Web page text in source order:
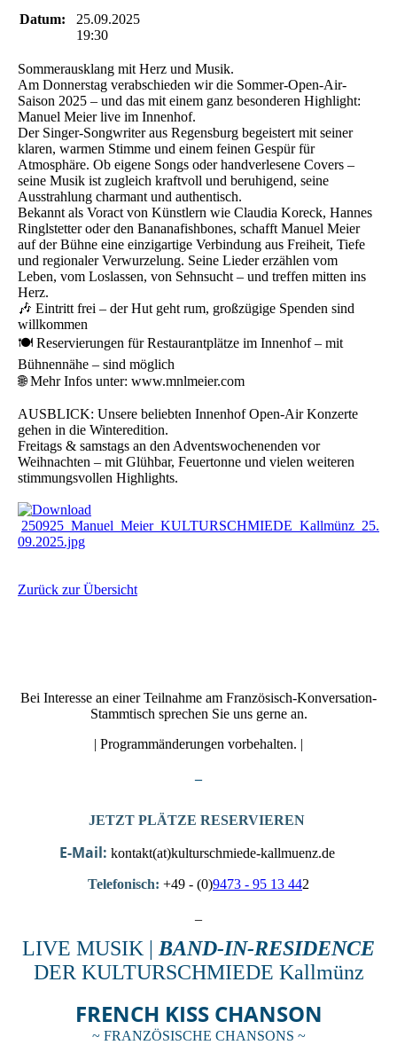
Datum:
25.09.2025
19:30
Sommerausklang mit Herz und Musik.
Am Donnerstag verabschieden wir die Sommer-Open-Air-
Saison 2025 – und das mit einem ganz besonderen Highlight:
Manuel Meier live im Innenhof.
Der Singer-Songwriter aus Regensburg begeistert mit seiner
klaren, warmen Stimme und einem feinen Gespür für
Atmosphäre. Ob eigene Songs oder handverlesene Covers –
seine Musik ist zugleich kraftvoll und beruhigend, seine
Ausstrahlung charmant und authentisch.
Bekannt als Voract von Künstlern wie Claudia Koreck, Hannes
Ringlstetter oder den Bananafishbones, schafft Manuel Meier
auf der Bühne eine einzigartige Verbindung aus Freiheit, Tiefe
und regionaler Verwurzelung. Seine Lieder erzählen vom
Leben, vom Loslassen, von Sehnsucht – und treffen mitten ins
Herz.
🎶 Eintritt frei – der Hut geht rum, großzügige Spenden sind
willkommen
🍽️ Reservierungen für Restaurantplätze im Innenhof – mit
Bühnennähe – sind möglich
🌐 Mehr Infos unter: www.mnlmeier.com
AUSBLICK: Unsere beliebten Innenhof Open-Air Konzerte
gehen in die Winteredition.
Freitags & samstags an den Adventswochenenden vor
Weihnachten – mit Glühbar, Feuertonne und vielen weiteren
stimmungsvollen Highlights.
250925_Manuel_Meier_KULTURSCHMIEDE_Kallmünz_25.
09.2025.jpg
Zurück zur Übersicht
Bei Interesse an einer Teilnahme am Französisch-Konversation-
Stammtisch sprechen Sie uns gerne an.
| Programmänderungen vorbehalten. |
JETZT PLÄTZE RESERVIEREN
E-Mail: kontakt(at)kulturschmiede-kallmuenz.de
Telefonisch: +49 - (0)9473 - 95 13 442
LIVE MUSIK |BAND-IN-RESIDENCE
DER KULTURSCHMIEDE Kallmünz
FRENCH KISS CHANSON
~ FRANZÖSISCHE CHANSONS ~